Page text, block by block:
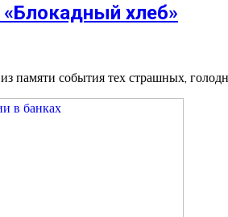
хлеб»
памяти события тех страшных,